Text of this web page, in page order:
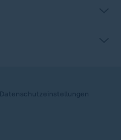
Datenschutzeinstellungen